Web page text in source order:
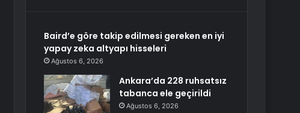
Baird’e göre takip edilmesi gereken en iyi
yapay zeka altyapı hisseleri
Ağustos 6, 2026
Ankara’da 228 ruhsatsız
tabanca ele geçirildi
Ağustos 6, 2026